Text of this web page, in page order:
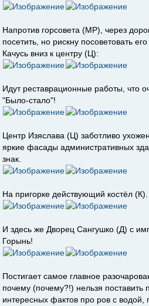
Напротив горсовета (МР), через
посетить, но рискну посоветовать
Качусь вниз к центру (Ц):
Идут реставрационные работы, что
"Было-стало"!
Центр Изяслава (Ц) заботливо
яркие фасады административных
знак.
На пригорке действующий костёл (К).
И здесь же Дворец Сангушко (Д) с
Горынь!
Постигает самое главное
почему (почему?!) нельзя
интересных фактов про ров с